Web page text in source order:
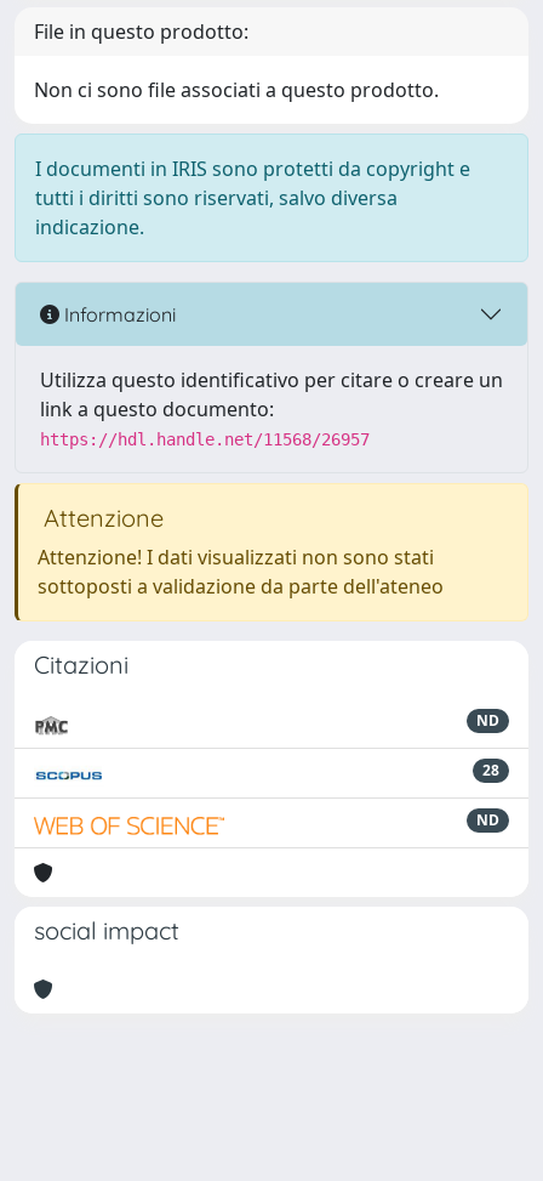
File in questo prodotto:
Non ci sono file associati a questo prodotto.
I documenti in IRIS sono protetti da copyright e
tutti i diritti sono riservati, salvo diversa
indicazione.
Informazioni
Utilizza questo identificativo per citare o creare un
link a questo documento:
https://hdl.handle.net/11568/26957
Attenzione
Attenzione! I dati visualizzati non sono stati
sottoposti a validazione da parte dell'ateneo
Citazioni
ND
28
ND
social impact